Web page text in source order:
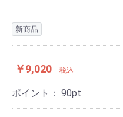
新商品
￥9,020 税込
ポイント： 90pt